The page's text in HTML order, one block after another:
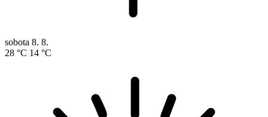
sobota 8. 8.
28 °C 14 °C